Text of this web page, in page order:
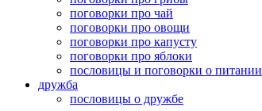
поговорки про чай
поговорки про овощи
поговорки про капусту
поговорки про яблоки
пословицы и поговорки о питании
дружба
пословицы о дружбе